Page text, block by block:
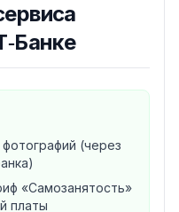
автоматически
клиент уже
документов
Т‑Банка, в личном
в ЛК
Госуслуги. Если
(через
«Самозанятость»
платы